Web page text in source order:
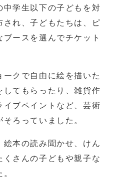
学生以下の子どもを対
れ、子どもたちは、ピ
ースを選んでチケット
クで自由に絵を描いた
してもらったり、雑貨作
イブペイントなど、芸術
ろっていました。
本の読み聞かせ、けん
さんの子どもや親子な